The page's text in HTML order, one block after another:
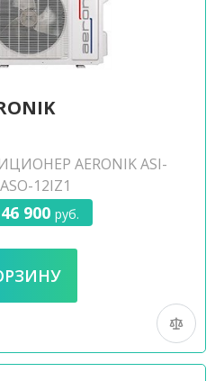
AERONIK ASI-
12IZ1
46 900 руб.